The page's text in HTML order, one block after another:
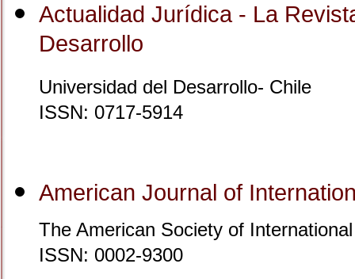
Actualidad Jurídica - La
Desarrollo
Universidad del Desarrollo- Chile
ISSN: 0717-5914
American Journal of
The American Society of
ISSN: 0002-9300